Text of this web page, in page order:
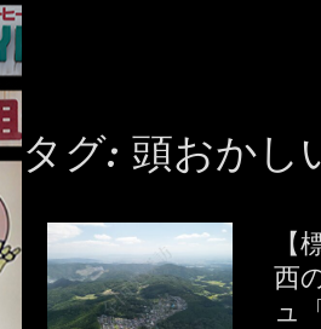
タグ: 頭おかし
【
西
ュ